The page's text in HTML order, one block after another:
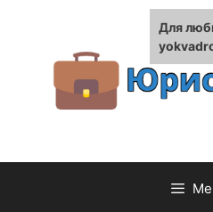
содержимому
Для